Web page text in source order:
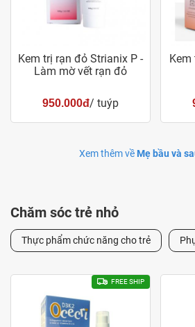
Kem trị rạn đỏ Strianix P -
Làm mờ vết rạn đỏ
950.000đ/ tuýp
Xem thêm về Mẹ bầu và
Chăm sóc trẻ nhỏ
Thực phẩm chức năng cho trẻ
FREE SHIP